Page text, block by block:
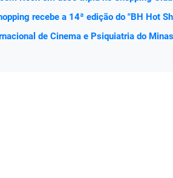
recebe a 14ª edição do "BH Hot
de Cinema e Psiquiatria do